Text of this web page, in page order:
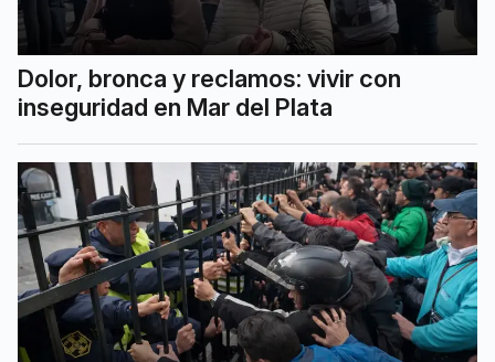
Dolor, bronca y reclamos: vivir con
inseguridad en Mar del Plata